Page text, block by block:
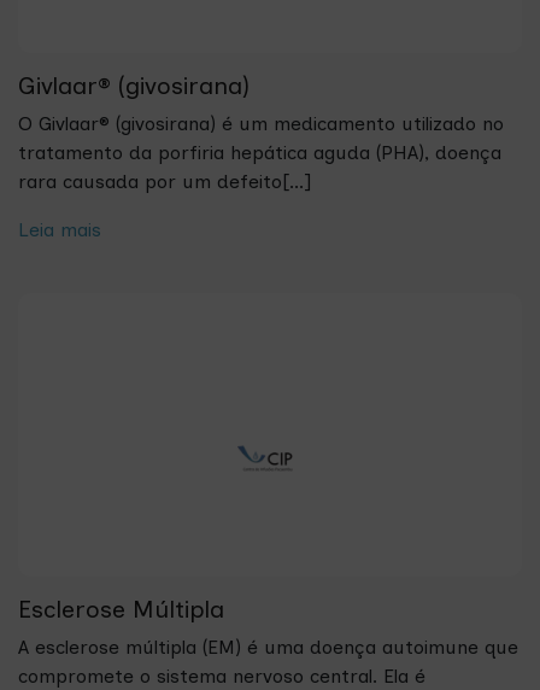
Givlaar® (givosirana)
O Givlaar® (givosirana) é um medicamento utilizado no
tratamento da porfiria hepática aguda (PHA), doença
rara causada por um defeito[...]
Leia mais
Esclerose Múltipla
A esclerose múltipla (EM) é uma doença autoimune que
compromete o sistema nervoso central. Ela é